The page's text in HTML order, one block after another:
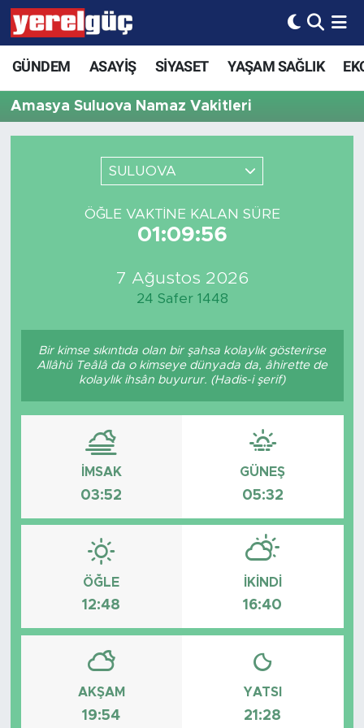
GÜNDEM ASAYİŞ SİYASET YAŞAM SAĞLIK
Amasya Suluova Namaz Vakitleri
SULUOVA
ÖĞLE VAKTINE KALAN SÜRE
01:09:56
7 Ağustos 2026
24 Safer 1448
Bir kimse sıkıntıda olan bir şahsa kolaylık gösterirse
Allâhü Teâlâ da o kimseye dünyada da, âhirette de
kolaylık ihsân buyurur. (Hadis-i şerif)
İMSAK
03:52
GÜNEŞ
05:32
ÖĞLE
12:48
İKINDI
16:40
AKŞAM
19:54
YATSI
21:28